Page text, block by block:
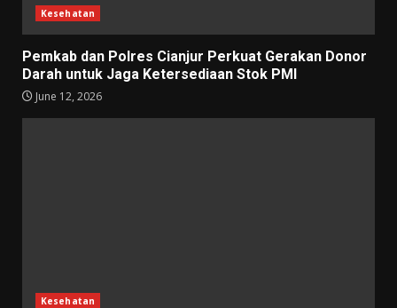
Kesehatan
Pemkab dan Polres Cianjur Perkuat Gerakan Donor
Darah untuk Jaga Ketersediaan Stok PMI
June 12, 2026
Kesehatan